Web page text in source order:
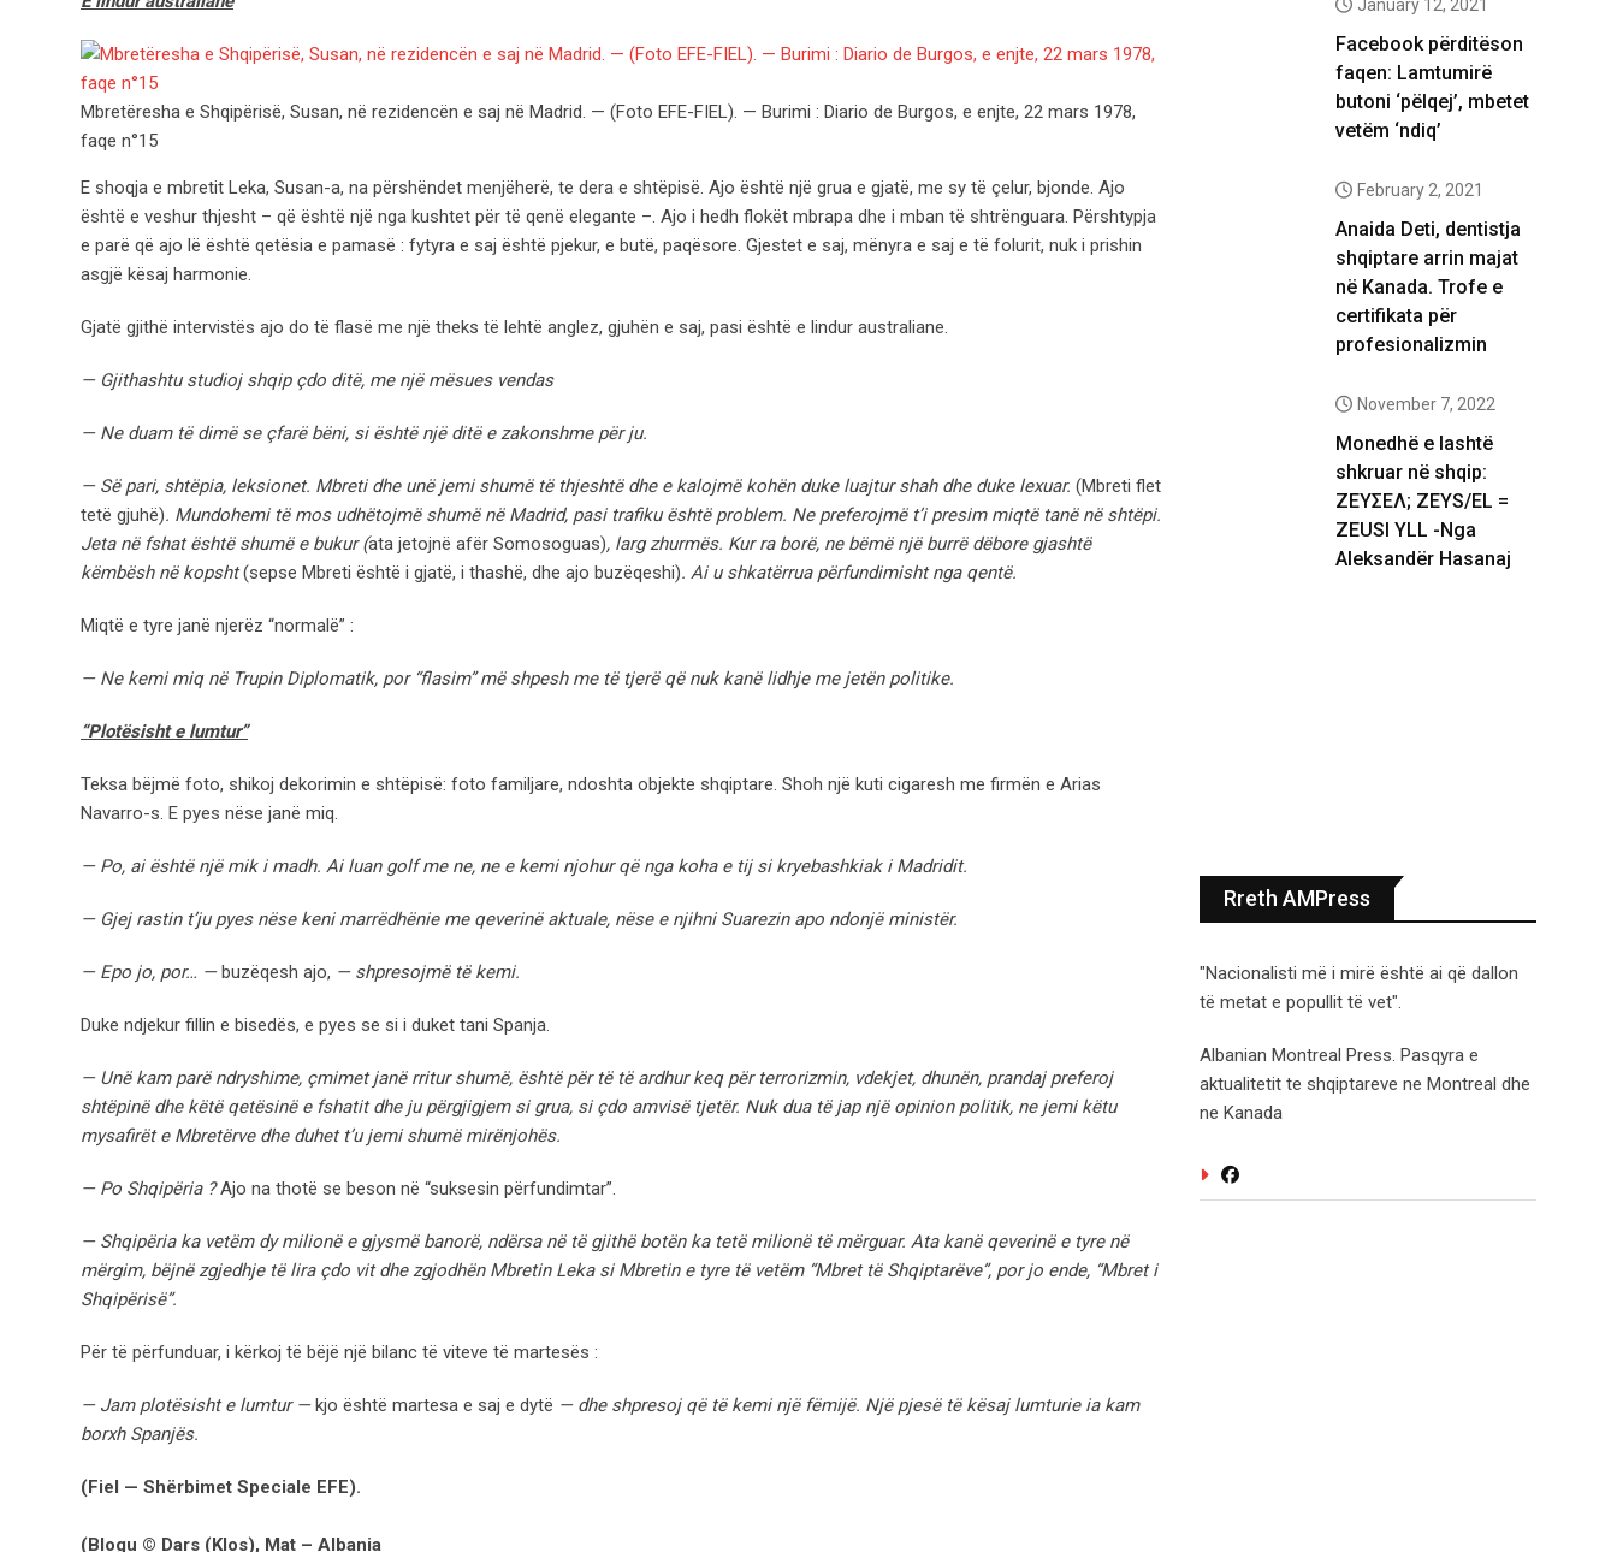
Mbretëresha e Shqipërisë, Susan, në rezidencën e saj në Madrid. — (Foto EFE-FIEL). — Burimi : Diario de Burgos, e enjte, 22 mars 1978,
faqe n°15
E shoqja e mbretit Leka, Susan-a, na përshëndet menjëherë, te dera e shtëpisë. Ajo është një grua e gjatë, me sy të çelur, bjonde. Ajo
është e veshur thjesht – që është një nga kushtet për të qenë elegante –. Ajo i hedh flokët mbrapa dhe i mban të shtrënguara. Përshtypja
e parë që ajo lë është qetësia e pamasë : fytyra e saj është pjekur, e butë, paqësore. Gjestet e saj, mënyra e saj e të folurit, nuk i prishin
asgjë kësaj harmonie.
Gjatë gjithë intervistës ajo do të flasë me një theks të lehtë anglez, gjuhën e saj, pasi është e lindur australiane.
— Gjithashtu studioj shqip çdo ditë, me një mësues vendas
— Ne duam të dimë se çfarë bëni, si është një ditë e zakonshme për ju.
— Së pari, shtëpia, leksionet. Mbreti dhe unë jemi shumë të thjeshtë dhe e kalojmë kohën duke luajtur shah dhe duke lexuar. (Mbreti flet
tetë gjuhë). Mundohemi të mos udhëtojmë shumë në Madrid, pasi trafiku është problem. Ne preferojmë t’i presim miqtë tanë në shtëpi.
Jeta në fshat është shumë e bukur (ata jetojnë afër Somosoguas), larg zhurmës. Kur ra borë, ne bëmë një burrë dëbore gjashtë
këmbësh në kopsht(sepse Mbreti është i gjatë, i thashë, dhe ajo buzëqeshi). Ai u shkatërrua përfundimisht nga qentë.
Miqtë e tyre janë njerëz “normalë” :
— Ne kemi miq në Trupin Diplomatik, por “flasim” më shpesh me të tjerë që nuk kanë lidhje me jetën politike.
“Plotësisht e lumtur”
Teksa bëjmë foto, shikoj dekorimin e shtëpisë: foto familjare, ndoshta objekte shqiptare. Shoh një kuti cigaresh me firmën e Arias
Navarro-s. E pyes nëse janë miq.
— Po, ai është një mik i madh. Ai luan golf me ne, ne e kemi njohur që nga koha e tij si kryebashkiak i Madridit.
— Gjej rastin t’ju pyes nëse keni marrëdhënie me qeverinë aktuale, nëse e njihni Suarezin apo ndonjë ministër.
— Epo jo, por… —buzëqesh ajo, — shpresojmë të kemi.
Duke ndjekur fillin e bisedës, e pyes se si i duket tani Spanja.
— Unë kam parë ndryshime, çmimet janë rritur shumë, është për të të ardhur keq për terrorizmin, vdekjet, dhunën, prandaj preferoj
shtëpinë dhe këtë qetësinë e fshatit dhe ju përgjigjem si grua, si çdo amvisë tjetër. Nuk dua të jap një opinion politik, ne jemi këtu
mysafirët e Mbretërve dhe duhet t’u jemi shumë mirënjohës.
— Po Shqipëria ?Ajo na thotë se beson në “suksesin përfundimtar”.
— Shqipëria ka vetëm dy milionë e gjysmë banorë, ndërsa në të gjithë botën ka tetë milionë të mërguar. Ata kanë qeverinë e tyre në
mërgim, bëjnë zgjedhje të lira çdo vit dhe zgjodhën Mbretin Leka si Mbretin e tyre të vetëm “Mbret të Shqiptarëve”, por jo ende, “Mbret i
Shqipërisë”.
Për të përfunduar, i kërkoj të bëjë një bilanc të viteve të martesës :
— Jam plotësisht e lumtur —kjo është martesa e saj e dytë — dhe shpresoj që të kemi një fëmijë. Një pjesë të kësaj lumturie ia kam
borxh Spanjës.
(Fiel — Shërbimet Speciale EFE).
(Blogu © Dars (Klos), Mat – Albania
January 12, 2021
Facebook përditëson
faqen: Lamtumirë
butoni ‘pëlqej’, mbetet
vetëm ‘ndiq’
February 2, 2021
Anaida Deti, dentistja
shqiptare arrin majat
në Kanada. Trofe e
certifikata për
profesionalizmin
November 7, 2022
Monedhë e lashtë
shkruar në shqip:
ΖΕΥΣΕΛ; ZEYS/EL =
ZEUSI YLL -Nga
Aleksandër Hasanaj
Rreth AMPress
"Nacionalisti më i mirë është ai që dallon
të metat e popullit të vet".
Albanian Montreal Press. Pasqyra e
aktualitetit te shqiptareve ne Montreal dhe
ne Kanada